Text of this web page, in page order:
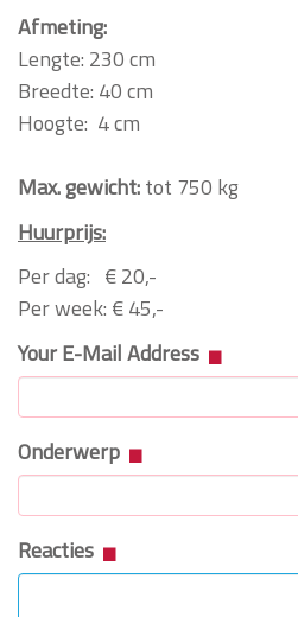
Afmeting:
Lengte: 230 cm
Breedte: 40 cm
Hoogte: 4 cm
Max. gewicht:tot 750 kg
Huurprijs:
Per dag: € 20,-
Per week: € 45,-
Your E-Mail Address
Onderwerp
Reacties